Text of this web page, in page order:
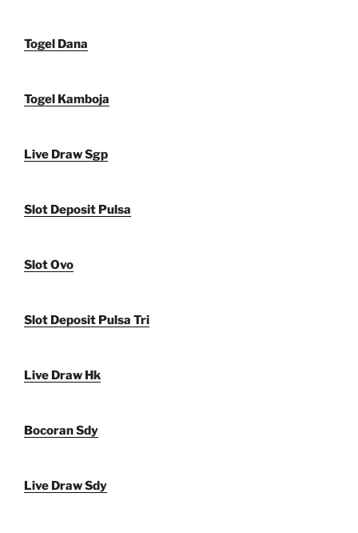
Togel Dana
Togel Kamboja
Live Draw Sgp
Slot Deposit Pulsa
Slot Ovo
Slot Deposit Pulsa Tri
Live Draw Hk
Bocoran Sdy
Live Draw Sdy